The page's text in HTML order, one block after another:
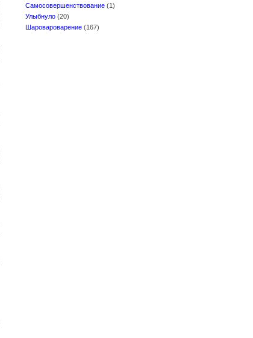
Самосовершенствование (1)
Улыбнуло (20)
Шаровароварение (167)